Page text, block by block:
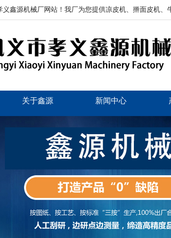
鑫源机械厂网站！我厂为您提供凉皮机、擀面皮机、
关于鑫源 新闻中心